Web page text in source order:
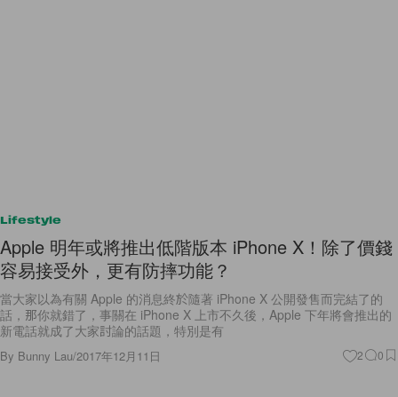
Lifestyle
Apple 明年或將推出低階版本 iPhone X！除了價錢
容易接受外，更有防摔功能？
當大家以為有關 Apple 的消息終於隨著 iPhone X 公開發售而完結了的
話，那你就錯了，事關在 iPhone X 上市不久後，Apple 下年將會推出的
新電話就成了大家討論的話題，特別是有
By Bunny Lau/2017年12月11日 2 0